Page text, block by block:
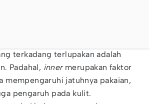
terkadang terlupakan adalah
Padahal, innermerupakan faktor
mempengaruhi jatuhnya pakaian,
pengaruh pada kulit.